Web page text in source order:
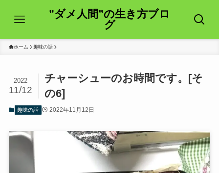
”ダメ人間”の生き方ブロ
グ
ホーム 趣味の話
チャーシューのお時間です。[そ
の6]
2022
11/12
趣味の話 2022年11月12日